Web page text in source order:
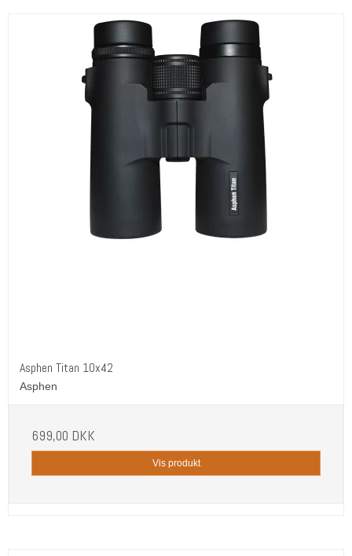
Asphen Titan 10x42
Asphen
699,00 DKK
Vis produkt